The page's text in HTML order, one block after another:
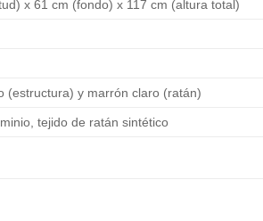
x 61 cm (fondo) x 117 cm (altura total)
(estructura) y marrón claro (ratán)
tejido de ratán sintético